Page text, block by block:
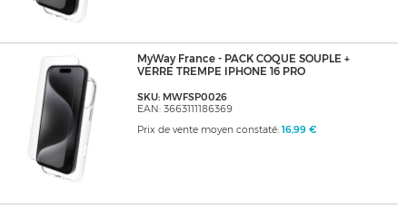
MyWay France - PACK COQUE SOUPLE +
VERRE TREMPE IPHONE 16 PRO
SKU: MWFSP0026
EAN: 3663111186369
Prix de vente moyen constaté: 16,99 €